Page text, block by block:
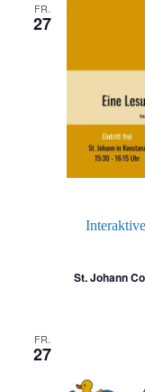
FR.
27
St. Johann
FR.
27